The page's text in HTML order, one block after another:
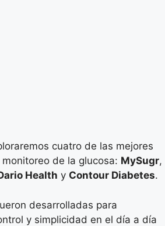
cuatro de las mejores
de la glucosa: MySugr,
Health y Contour Diabetes.
desarrolladas para
y simplicidad en el día a día